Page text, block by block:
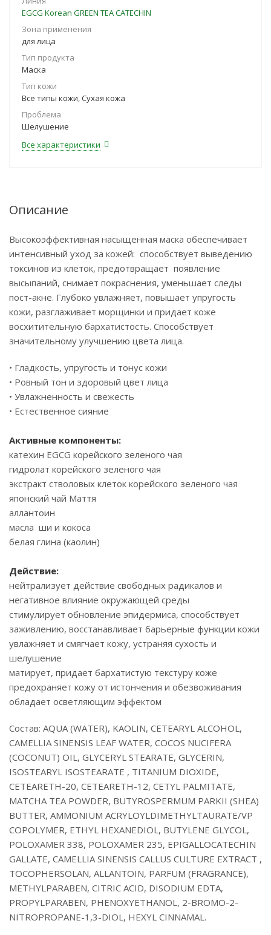
EGCG Korean GREEN TEA CATECHIN
Зона применения
для лица
Тип продукта
Маска
Тип кожи
Все типы кожи, Сухая кожа
Проблема
Шелушение
Все характеристики
Описание
Высокоэффективная насыщенная маска обеспечивает
интенсивный уход за кожей: способствует выведению
токсинов из клеток, предотвращает появление
высыпаний, снимает покраснения, уменьшает следы
пост-акне. Глубоко увлажняет, повышает упругость
кожи, разглаживает морщинки и придает коже
восхитительную бархатистость. Способствует
значительному улучшению цвета лица.
• Гладкость, упругость и тонус кожи
• Ровный тон и здоровый цвет лица
• Увлажненность и свежесть
• Естественное сияние
Активные компоненты:
катехин EGCG корейского зеленого чая
гидролат корейского зеленого чая
экстракт стволовых клеток корейского зеленого чая
японский чай Маття
аллантоин
масла ши и кокоса
белая глина (каолин)
Действие:
нейтрализует действие свободных радикалов и
негативное влияние окружающей среды
стимулирует обновление эпидермиса, способствует
заживлению, восстанавливает барьерные функции кожи
увлажняет и смягчает кожу, устраняя сухость и
шелушение
матирует, придает бархатистую текстуру коже
предохраняет кожу от истончения и обезвоживания
обладает осветляющим эффектом
Состав: AQUA (WATER), KAOLIN, CETEARYL ALCOHOL,
CAMELLIA SINENSIS LEAF WATER, COCOS NUCIFERA
(COCONUT) OIL, GLYCERYL STEARATE, GLYCERIN,
ISOSTEARYL ISOSTEARATE , TITANIUM DIOXIDE,
CETEARETH-20, CETEARETH-12, CETYL PALMITATE,
MATCHA TEA POWDER, BUTYROSPERMUM PARKII (SHEA)
BUTTER, AMMONIUM ACRYLOYLDIMETHYLTAURATE/VP
COPOLYMER, ETHYL HEXANEDIOL, BUTYLENE GLYCOL,
POLOXAMER 338, POLOXAMER 235, EPIGALLOCATECHIN
GALLATE, CAMELLIA SINENSIS CALLUS CULTURE EXTRACT ,
TOCOPHERSOLAN, ALLANTOIN, PARFUM (FRAGRANCE),
METHYLPARABEN, CITRIC ACID, DISODIUM EDTA,
PROPYLPARABEN, PHENOXYETHANOL, 2-BROMO-2-
NITROPROPANE-1,3-DIOL, HEXYL CINNAMAL.